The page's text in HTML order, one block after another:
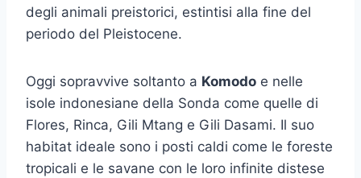
degli animali preistorici, estintisi alla fine del
periodo del Pleistocene.
Oggi sopravvive soltanto a Komodo e nelle
isole indonesiane della Sonda come quelle di
Flores, Rinca, Gili Mtang e Gili Dasami. Il suo
habitat ideale sono i posti caldi come le foreste
tropicali e le savane con le loro infinite distese